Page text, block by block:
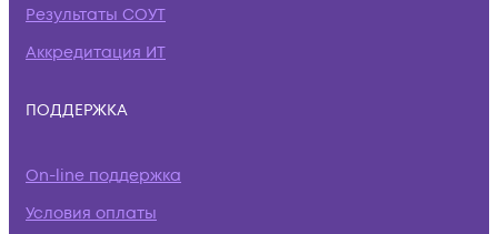
Результаты СОУТ
Аккредитация ИТ
ПОДДЕРЖКА
On-line поддержка
Условия оплаты